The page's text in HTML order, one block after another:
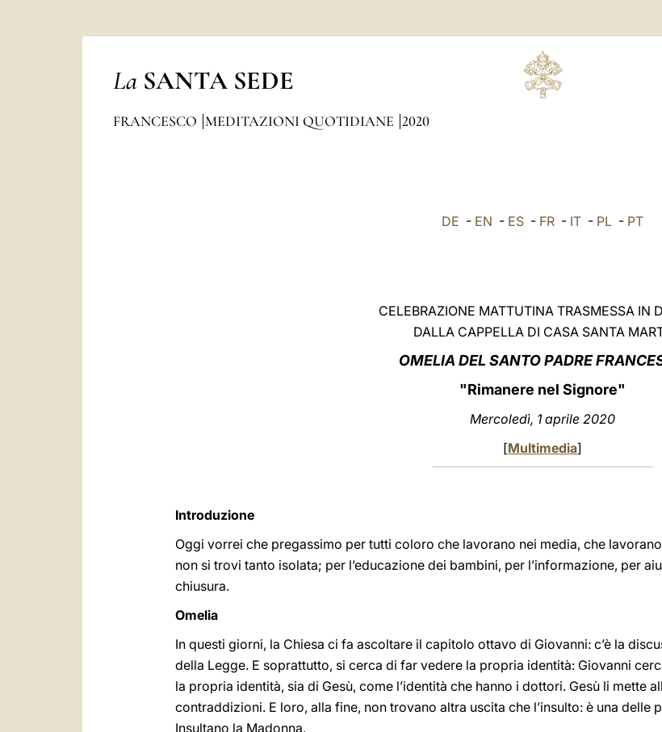
La SANTA SEDE
FRANCESCO MEDITAZIONI QUOTIDIANE 2020
DE - EN - ES - FR - IT - PL - PT
CELEBRAZIONE MATTUTINA TRASMESSA IN
DALLA CAPPELLA DI CASA SANTA
OMELIA DEL SANTO PADRE
"Rimanere nel Signore"
Mercoledì, 1 aprile 2020
[Multimedia]
Introduzione
Oggi vorrei che pregassimo per tutti coloro che lavorano nei media, che
non si trovi tanto isolata; per l’educazione dei bambini, per l’informazione, per
chiusura.
Omelia
In questi giorni, la Chiesa ci fa ascoltare il capitolo ottavo di Giovanni: c’è la
della Legge. E soprattutto, si cerca di far vedere la propria identità: Giovanni
la propria identità, sia di Gesù, come l’identità che hanno i dottori. Gesù li mette
contraddizioni. E loro, alla fine, non trovano altra uscita che l’insulto: è una delle
Insultano la Madonna.